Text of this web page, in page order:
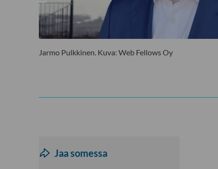
Jarmo Pulkkinen. Kuva: Web Fellows Oy
Jaa somessa